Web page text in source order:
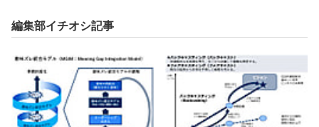
編集部イチオシ記事